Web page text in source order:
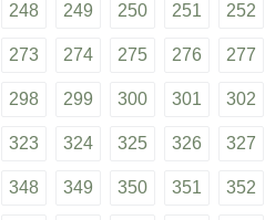
248 249 250 251 252
273 274 275 276 277
298 299 300 301 302
323 324 325 326 327
348 349 350 351 352